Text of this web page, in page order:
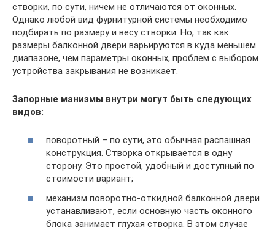
створки, по сути, ничем не отличаются от оконных.
Однако любой вид фурнитурной системы необходимо
подбирать по размеру и весу створки. Но, так как
размеры балконной двери варьируются в куда меньшем
диапазоне, чем параметры оконных, проблем с выбором
устройства закрывания не возникает.
Запорные манизмы внутри могут быть следующих
видов:
поворотный – по сути, это обычная распашная
конструкция. Створка открывается в одну
сторону. Это простой, удобный и доступный по
стоимости вариант;
механизм поворотно-откидной балконной двери
устанавливают, если основную часть оконного
блока занимает глухая створка. В этом случае